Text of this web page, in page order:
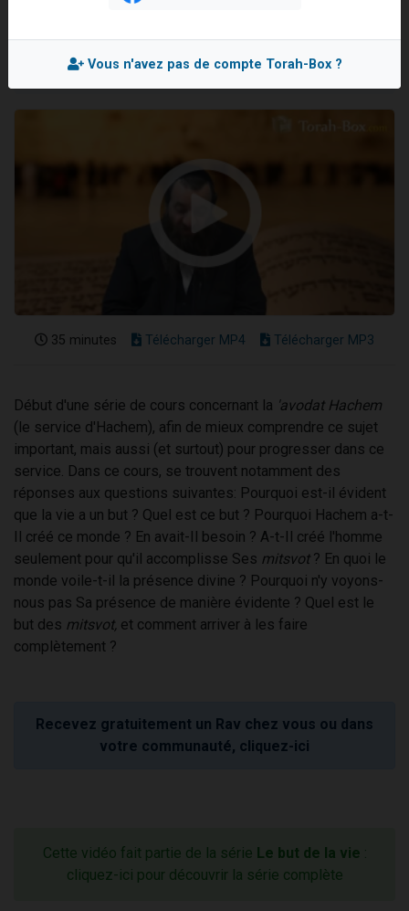
3 personnes viennent de faire un don pour Événements Torah-Box
Rav Ariel FHIMA
35 minutes Télécharger MP4 Télécharger MP3
Début d'une série de cours concernant la 'avodat Hachem
(le service d'Hachem), afin de mieux comprendre ce sujet
important, mais aussi (et surtout) pour progresser dans ce
service. Dans ce cours, se trouvent notamment des
réponses aux questions suivantes: Pourquoi est-il évident
que la vie a un but ? Quel est ce but ? Pourquoi Hachem a-t-
Il créé ce monde ? En avait-Il besoin ? A-t-Il créé l'homme
seulement pour qu'il accomplisse Ses mitsvot ? En quoi le
monde voile-t-il la présence divine ? Pourquoi n'y voyons-
nous pas Sa présence de manière évidente ? Quel est le
but des mitsvot, et comment arriver à les faire
complètement ?
Recevez gratuitement un Rav chez vous ou dans
votre communauté, cliquez-ici
Cette vidéo fait partie de la série Le but de la vie :
cliquez-ici pour découvrir la série complète
Vous n'avez pas de compte Torah-Box ?